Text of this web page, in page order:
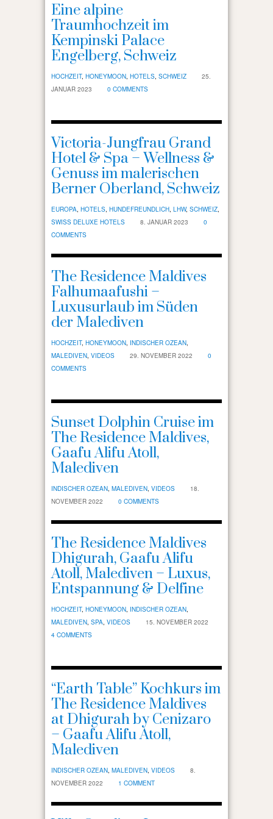
Eine alpine
Traumhochzeit im
Kempinski Palace
Engelberg, Schweiz
HOCHZEIT, HONEYMOON, HOTELS, SCHWEIZ
25.
JANUAR 2023
0 COMMENTS
Victoria-Jungfrau Grand
Hotel & Spa – Wellness &
Genuss im malerischen
Berner Oberland, Schweiz
EUROPA, HOTELS, HUNDEFREUNDLICH, LHW, SCHWEIZ,
SWISS DELUXE HOTELS
8. JANUAR 2023
0
COMMENTS
The Residence Maldives
Falhumaafushi –
Luxusurlaub im Süden
der Malediven
HOCHZEIT, HONEYMOON, INDISCHER OZEAN,
MALEDIVEN, VIDEOS 29. NOVEMBER 2022
0
COMMENTS
Sunset Dolphin Cruise im
The Residence Maldives,
Gaafu Alifu Atoll,
Malediven
INDISCHER OZEAN, MALEDIVEN, VIDEOS
18.
NOVEMBER 2022
0 COMMENTS
The Residence Maldives
Dhigurah, Gaafu Alifu
Atoll, Malediven – Luxus,
Entspannung & Delfine
HOCHZEIT, HONEYMOON, INDISCHER OZEAN,
MALEDIVEN, SPA, VIDEOS
15. NOVEMBER 2022
4 COMMENTS
“Earth Table” Kochkurs im
The Residence Maldives
at Dhigurah by Cenizaro
– Gaafu Alifu Atoll,
Malediven
INDISCHER OZEAN, MALEDIVEN, VIDEOS
8.
NOVEMBER 2022
1 COMMENT